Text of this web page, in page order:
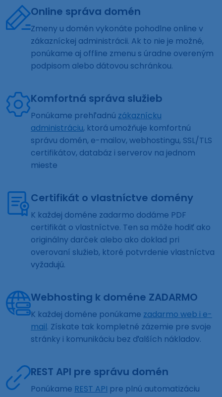
Online správa domén
Zmeny u domén vykonáte pohodlne online v
zákazníckej administrácii. Ak to nie je možné,
ponúkame aj offline zmenu s úradne overeným
podpisom alebo dátovou schránkou.
Komfortná správa služieb
Ponúkame prehľadnú zákaznícku
administráciu, ktorá umožňuje komfortnú
správu domén, e-mailov, webhostingu, SSL/TLS
certifikátov, databáz i serverov na jednom
mieste
Certifikát o vlastníctve domény
K každej doméne zadarmo dodáme PDF
certifikát o vlastníctve. Ten sa môže hodiť ako
originálny darček alebo ako doklad pri
overovaní služieb, ktoré potvrdenie vlastníctva
vyžadujú.
Webhosting k doméne ZADARMO
K každej doméne ponúkame zadarmo web i e-
mail. Získate tak kompletné zázemie pre svoje
stránky i komunikáciu bez ďalších nákladov.
REST API pre správu domén
Ponúkame REST API pre plnú automatizáciu